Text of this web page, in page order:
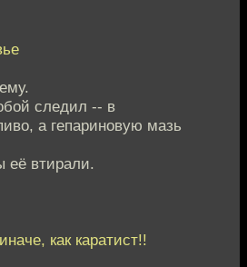
следил -- в
а гепариновую мазь
её втирали.
как каратист!!